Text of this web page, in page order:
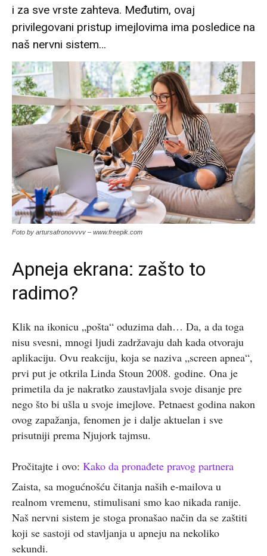
i za sve vrste zahteva. Međutim, ovaj
privilegovani pristup imejlovima ima posledice na
naš nervni sistem…
Foto by artursafronovvvv – www.freepik.com
Apneja ekrana: zašto to
radimo?
Klik na ikonicu „pošta“ oduzima dah… Da, a da toga
nisu svesni, mnogi ljudi zadržavaju dah kada otvoraju
aplikaciju. Ovu reakciju, koja se naziva „screen apnea“,
prvi put je otkrila Linda Stoun 2008. godine. Ona je
primetila da je nakratko zaustavljala svoje disanje pre
nego što bi ušla u svoje imejlove. Petnaest godina nakon
ovog zapažanja, fenomen je i dalje aktuelan i sve
prisutniji prema Njujork tajmsu.
Pročitajte i ovo: Kako da pronađete pravog partnera
Zaista, sa mogućnošću čitanja naših e-mailova u
realnom vremenu, stimulisani smo kao nikada ranije.
Naš nervni sistem je stoga pronašao način da se zaštiti
koji se sastoji od stavljanja u apneju na nekoliko
sekundi.